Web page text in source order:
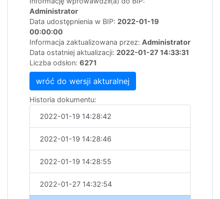
Administrator
Data udostępnienia w BIP: 2022-01-19
00:00:00
Informacja zaktualizowana przez: Administrator
Data ostatniej aktualizacji: 2022-01-27 14:33:31
Liczba odsłon: 6271
wróć do wersji akturalnej
Historia dokumentu:
2022-01-19 14:28:42
2022-01-19 14:28:46
2022-01-19 14:28:55
2022-01-27 14:32:54